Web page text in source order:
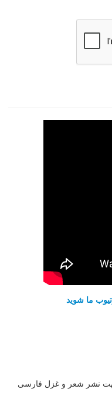
ما شوید
نشر شعر و غزل فارسی